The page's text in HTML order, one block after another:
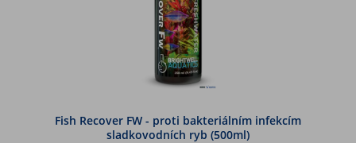
Fish Recover FW - proti bakteriálním infekcím
sladkovodních ryb (500ml)